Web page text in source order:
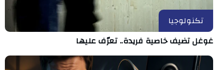
تكنولوجيا
غوغل تضيف خاصية فريدة.. تعرّف عليها